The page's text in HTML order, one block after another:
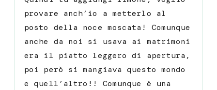
provare anch’io a metterlo al
posto della noce moscata! Comunque
anche da noi si usava ai matrimoni
era il piatto leggero di apertura,
poi però si mangiava questo mondo
e quell’altro!! Comunque è una